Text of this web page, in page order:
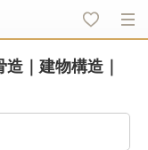
｜建物構造｜